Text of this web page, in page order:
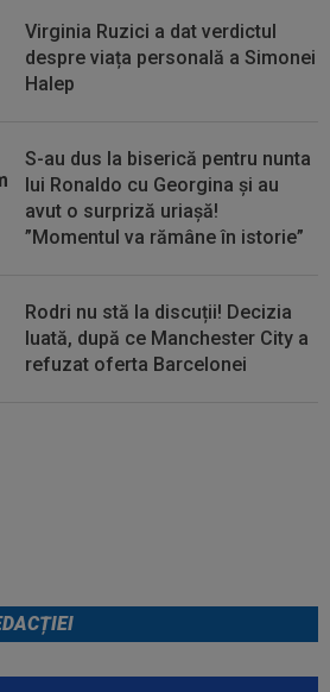
pe care i-a făcut-o
Virginia Ruzici a dat verdictul
despre viața personală a Simonei
Halep
S-au dus la biserică pentru nunta
lui Ronaldo cu Georgina și au
avut o surpriză uriașă!
”Momentul va rămâne în istorie”
Rodri nu stă la discuții! Decizia
luată, după ce Manchester City a
refuzat oferta Barcelonei